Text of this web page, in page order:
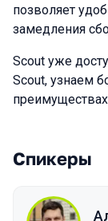
позволяет
замедления
Scout уже
Scout, узнаем
Спикеры